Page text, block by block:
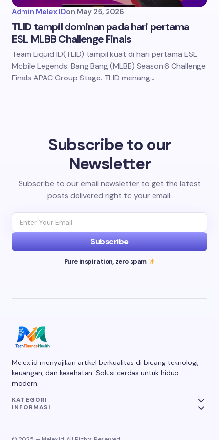
Admin Melex IDon May 25, 2026
TLID tampil dominan pada hari pertama
ESL MLBB Challenge Finals
Team Liquid ID(TLID) tampil kuat di hari pertama ESL
Mobile Legends: Bang Bang (MLBB) Season 6 Challenge
Finals APAC Group Stage. TLID menang…
Subscribe to our
Newsletter
Subscribe to our email newsletter to get the latest
posts delivered right to your email.
Subscribe
Pure inspiration, zero spam
Melex.id menyajikan artikel berkualitas di bidang teknologi,
keuangan, dan kesehatan. Solusi cerdas untuk hidup
modern.
KATEGORI
INFORMASI